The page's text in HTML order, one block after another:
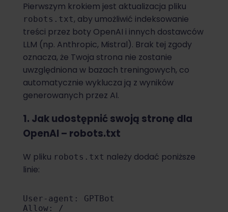
Pierwszym krokiem jest aktualizacja pliku
robots.txt, aby umożliwić indeksowanie
treści przez boty OpenAI i innych dostawców
LLM (np. Anthropic, Mistral). Brak tej zgody
oznacza, że Twoja strona nie zostanie
uwzględniona w bazach treningowych, co
automatycznie wyklucza ją z wyników
generowanych przez AI.
1. Jak udostępnić swoją stronę dla
OpenAI – robots.txt
W pliku robots.txt należy dodać poniższe
linie:
User-agent: GPTBot
Allow: /